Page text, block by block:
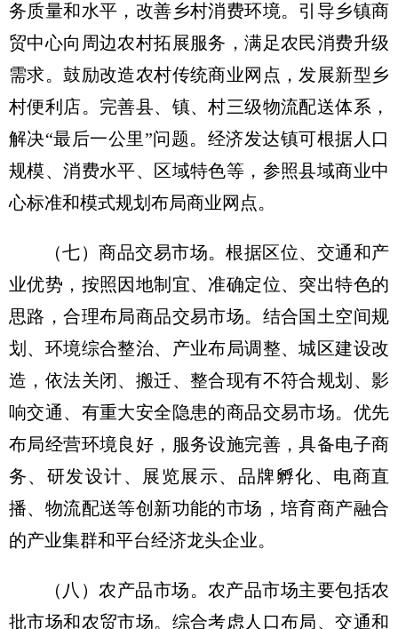
务质量和水平，改善乡村消费环境。引导乡镇商
贸中心向周边农村拓展服务，满足农民消费升级
需求。鼓励改造农村传统商业网点，发展新型乡
村便利店。完善县、镇、村三级物流配送体系，
解决“最后一公里”问题。经济发达镇可根据人口
规模、消费水平、区域特色等，参照县域商业中
心标准和模式规划布局商业网点。
（七）商品交易市场。根据区位、交通和产
业优势，按照因地制宜、准确定位、突出特色的
思路，合理布局商品交易市场。结合国土空间规
划、环境综合整治、产业布局调整、城区建设改
造，依法关闭、搬迁、整合现有不符合规划、影
响交通、有重大安全隐患的商品交易市场。优先
布局经营环境良好，服务设施完善，具备电子商
务、研发设计、展览展示、品牌孵化、电商直
播、物流配送等创新功能的市场，培育商产融合
的产业集群和平台经济龙头企业。
（八）农产品市场。 农产品市场主要包括农
批市场和农贸市场。综合考虑人口布局、交通和